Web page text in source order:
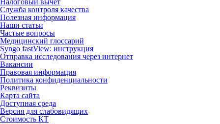
Налоговый вычет
Служба контроля качества
Полезная информация
Наши статьи
Частые вопросы
Медицинский глоссарий
Syngo fastView: инструкция
Отправка исследования через интернет
Вакансии
Правовая информация
Политика конфиденциальности
Реквизиты
Карта сайта
Доступная среда
Версия для слабовидящих
Стоимость КТ